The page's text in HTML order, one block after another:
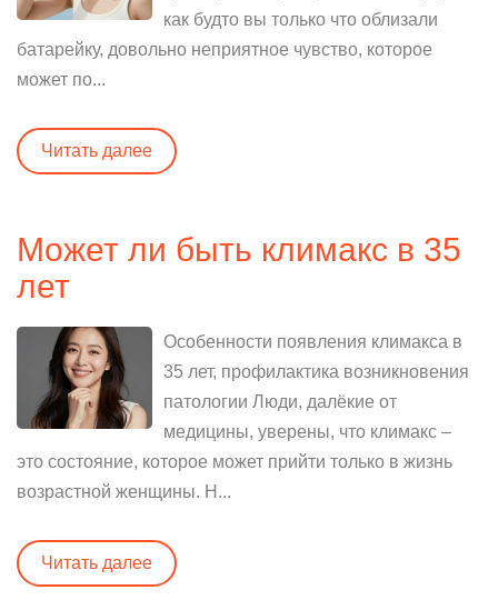
как будто вы только что облизали
батарейку, довольно неприятное чувство, которое
может по...
Читать далее
Может ли быть климакс в 35
лет
Особенности появления климакса в
35 лет, профилактика возникновения
патологии Люди, далёкие от
медицины, уверены, что климакс –
это состояние, которое может прийти только в жизнь
возрастной женщины. Н...
Читать далее